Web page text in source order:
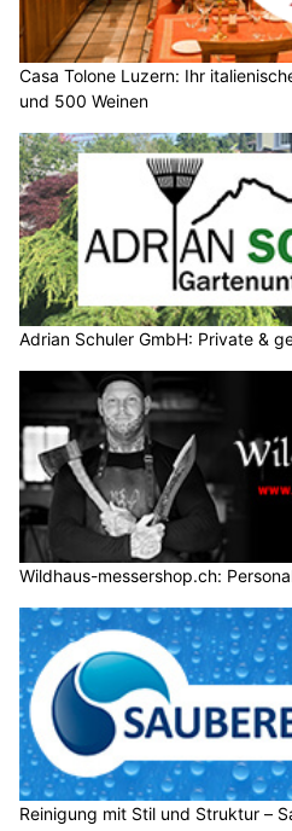
Casa Tolone Luzern: Ihr
und 500 Weinen
Adrian Schuler GmbH: Private &
Wildhaus-messershop.ch:
Reinigung mit Stil und Struktur –